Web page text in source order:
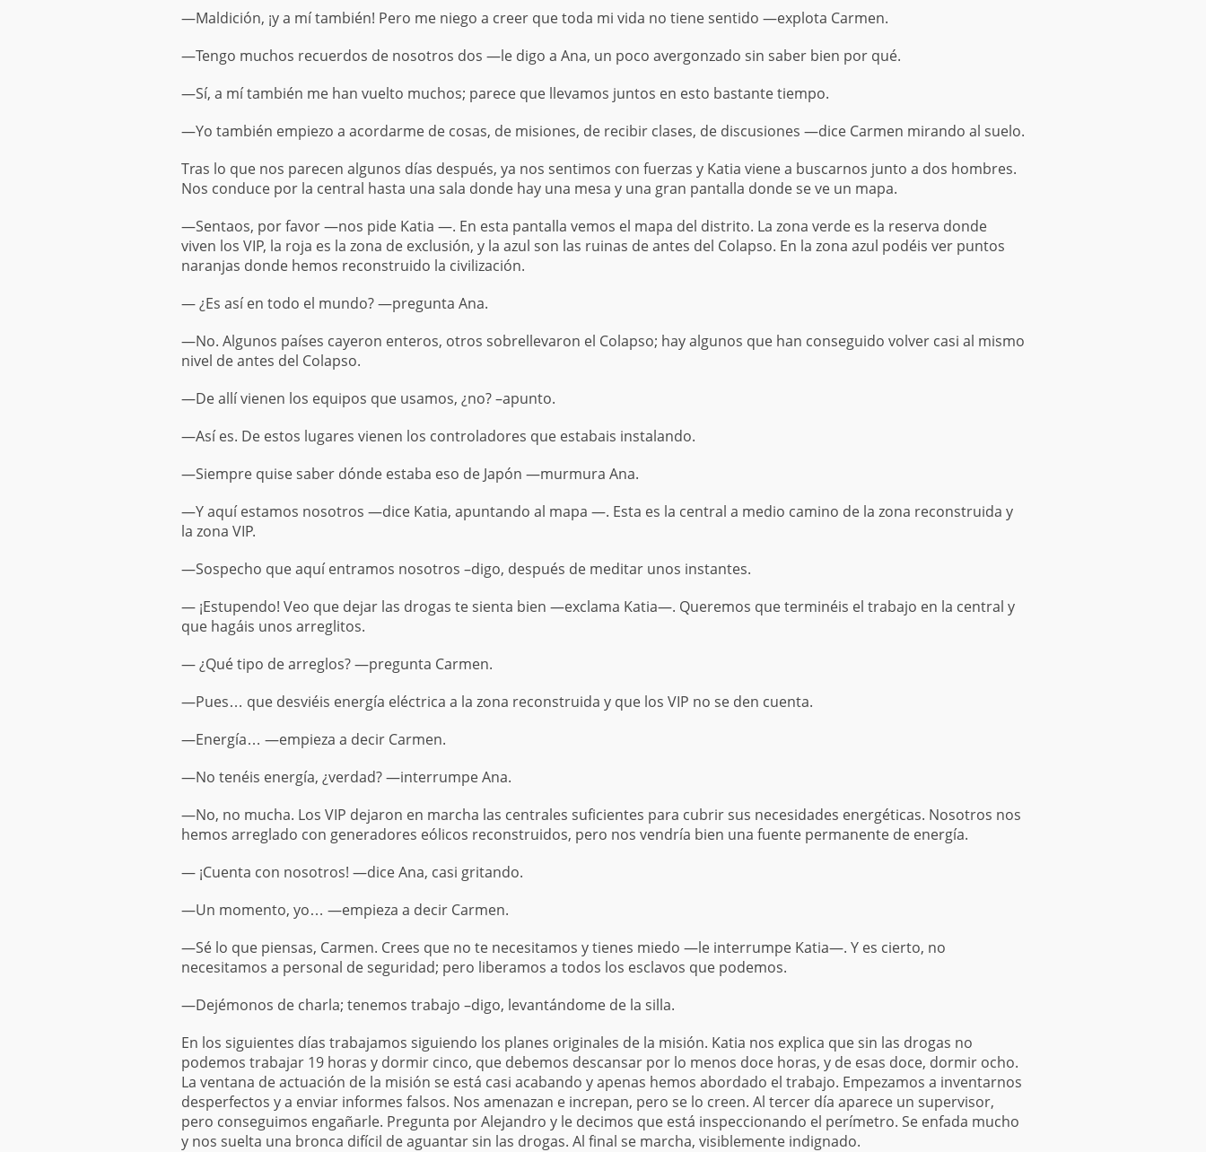
—Maldición, ¡y a mí también! Pero me niego a creer que toda mi vida no tiene sentido —explota Carmen.
—Tengo muchos recuerdos de nosotros dos —le digo a Ana, un poco avergonzado sin saber bien por qué.
—Sí, a mí también me han vuelto muchos; parece que llevamos juntos en esto bastante tiempo.
—Yo también empiezo a acordarme de cosas, de misiones, de recibir clases, de discusiones —dice Carmen mirando al suelo.
Tras lo que nos parecen algunos días después, ya nos sentimos con fuerzas y Katia viene a buscarnos junto a dos hombres.
Nos conduce por la central hasta una sala donde hay una mesa y una gran pantalla donde se ve un mapa.
—Sentaos, por favor —nos pide Katia —. En esta pantalla vemos el mapa del distrito. La zona verde es la reserva donde
viven los VIP, la roja es la zona de exclusión, y la azul son las ruinas de antes del Colapso. En la zona azul podéis ver puntos
naranjas donde hemos reconstruido la civilización.
— ¿Es así en todo el mundo? —pregunta Ana.
—No. Algunos países cayeron enteros, otros sobrellevaron el Colapso; hay algunos que han conseguido volver casi al mismo
nivel de antes del Colapso.
—De allí vienen los equipos que usamos, ¿no? –apunto.
—Así es. De estos lugares vienen los controladores que estabais instalando.
—Siempre quise saber dónde estaba eso de Japón —murmura Ana.
—Y aquí estamos nosotros —dice Katia, apuntando al mapa —. Esta es la central a medio camino de la zona reconstruida y
la zona VIP.
—Sospecho que aquí entramos nosotros –digo, después de meditar unos instantes.
— ¡Estupendo! Veo que dejar las drogas te sienta bien —exclama Katia—. Queremos que terminéis el trabajo en la central y
que hagáis unos arreglitos.
— ¿Qué tipo de arreglos? —pregunta Carmen.
—Pues… que desviéis energía eléctrica a la zona reconstruida y que los VIP no se den cuenta.
—Energía… —empieza a decir Carmen.
—No tenéis energía, ¿verdad? —interrumpe Ana.
—No, no mucha. Los VIP dejaron en marcha las centrales suficientes para cubrir sus necesidades energéticas. Nosotros nos
hemos arreglado con generadores eólicos reconstruidos, pero nos vendría bien una fuente permanente de energía.
— ¡Cuenta con nosotros! —dice Ana, casi gritando.
—Un momento, yo… —empieza a decir Carmen.
—Sé lo que piensas, Carmen. Crees que no te necesitamos y tienes miedo —le interrumpe Katia—. Y es cierto, no
necesitamos a personal de seguridad; pero liberamos a todos los esclavos que podemos.
—Dejémonos de charla; tenemos trabajo –digo, levantándome de la silla.
En los siguientes días trabajamos siguiendo los planes originales de la misión. Katia nos explica que sin las drogas no
podemos trabajar 19 horas y dormir cinco, que debemos descansar por lo menos doce horas, y de esas doce, dormir ocho.
La ventana de actuación de la misión se está casi acabando y apenas hemos abordado el trabajo. Empezamos a inventarnos
desperfectos y a enviar informes falsos. Nos amenazan e increpan, pero se lo creen. Al tercer día aparece un supervisor,
pero conseguimos engañarle. Pregunta por Alejandro y le decimos que está inspeccionando el perímetro. Se enfada mucho
y nos suelta una bronca difícil de aguantar sin las drogas. Al final se marcha, visiblemente indignado.